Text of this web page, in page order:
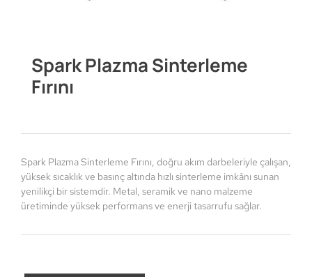
Spark Plazma Sinterleme
Fırını
Spark Plazma Sinterleme Fırını, doğru akım darbeleriyle çalışan,
yüksek sıcaklık ve basınç altında hızlı sinterleme imkânı sunan
yenilikçi bir sistemdir. Metal, seramik ve nano malzeme
üretiminde yüksek performans ve enerji tasarrufu sağlar.